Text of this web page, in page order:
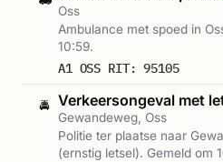
Oss
Ambulance met spoed in
10:59.
A1 OSS RIT: 95105
🚔 Verkeersongeval met
Gewandeweg, Oss
Politie ter plaatse naar
(ernstig letsel). Gemeld om